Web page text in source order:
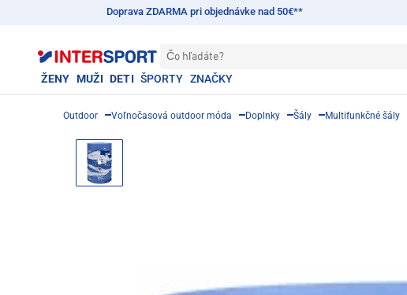
Doprava ZDARMA pri objednávke nad 50€**
Čo hľadáte?
ŽENY MUŽI DETI ŠPORTY ZNAČKY
Outdoor Voľnočasová outdoor móda Doplnky Šály Multifunkčné šály